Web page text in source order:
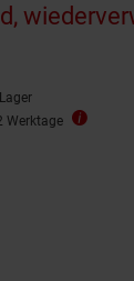
Werktage